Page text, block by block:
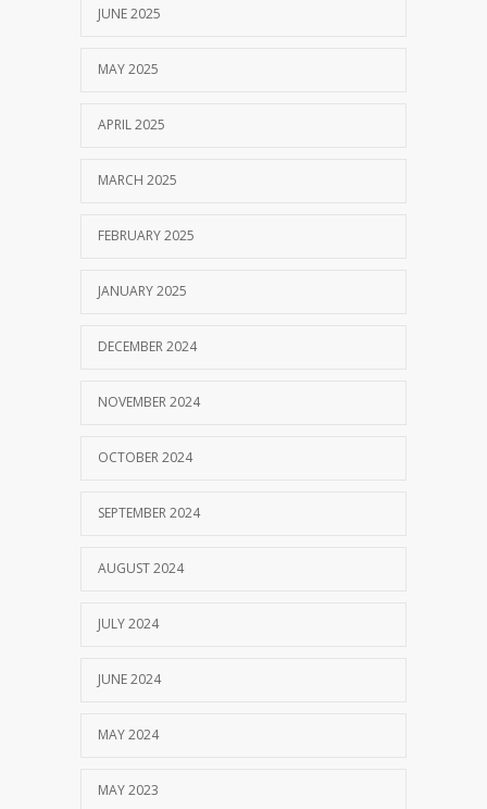
JUNE 2025
MAY 2025
APRIL 2025
MARCH 2025
FEBRUARY 2025
JANUARY 2025
DECEMBER 2024
NOVEMBER 2024
OCTOBER 2024
SEPTEMBER 2024
AUGUST 2024
JULY 2024
JUNE 2024
MAY 2024
MAY 2023